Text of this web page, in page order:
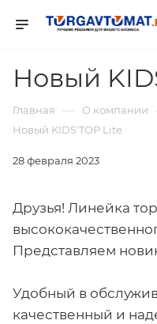
Новый
Главная — О компании
Новый KIDS'TOP Lite
28 февраля 2023
Друзья! Линейка
Представляем
Удобный в
качественный и